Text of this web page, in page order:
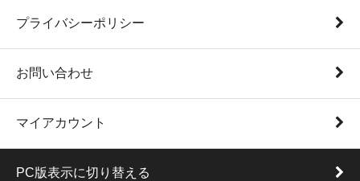
プライバシーポリシー
お問い合わせ
マイアカウント
PC版表示に切り替える